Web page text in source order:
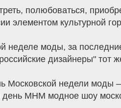
полюбоваться,
элементом культурной
неделе моды, за
дизайнеры" тот
Московской недели моды
МНМ модное шоу